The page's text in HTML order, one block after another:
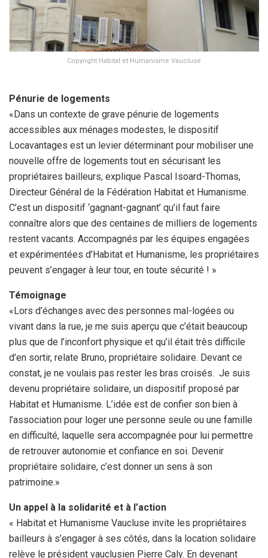
Copyright Habitat et Humanisme Vaucluse
Pénurie de logements
«Dans un contexte de grave pénurie de logements
accessibles aux ménages modestes, le dispositif
Locavantages est un levier déterminant pour mobiliser une
nouvelle offre de logements tout en sécurisant les
propriétaires bailleurs, explique Pascal Isoard-Thomas,
Directeur Général de la Fédération Habitat et Humanisme.
C’est un dispositif ‘gagnant-gagnant’ qu’il faut faire
connaître alors que des centaines de milliers de logements
restent vacants. Accompagnés par les équipes engagées
et expérimentées d’Habitat et Humanisme, les propriétaires
peuvent s’engager à leur tour, en toute sécurité ! »
Témoignage
«Lors d’échanges avec des personnes mal-logées ou
vivant dans la rue, je me suis aperçu que c’était beaucoup
plus que de l’inconfort physique et qu’il était très difficile
d’en sortir, relate Bruno, propriétaire solidaire. Devant ce
constat, je ne voulais pas rester les bras croisés. Je suis
devenu propriétaire solidaire, un dispositif proposé par
Habitat et Humanisme. L’idée est de confier son bien à
l’association pour loger une personne seule ou une famille
en difficulté, laquelle sera accompagnée pour lui permettre
de retrouver autonomie et confiance en soi. Devenir
propriétaire solidaire, c’est donner un sens à son
patrimoine.»
Un appel à la solidarité et à l’action
« Habitat et Humanisme Vaucluse invite les propriétaires
bailleurs à s’engager à ses côtés, dans la location solidaire
relève le président vauclusien Pierre Caly. En devenant